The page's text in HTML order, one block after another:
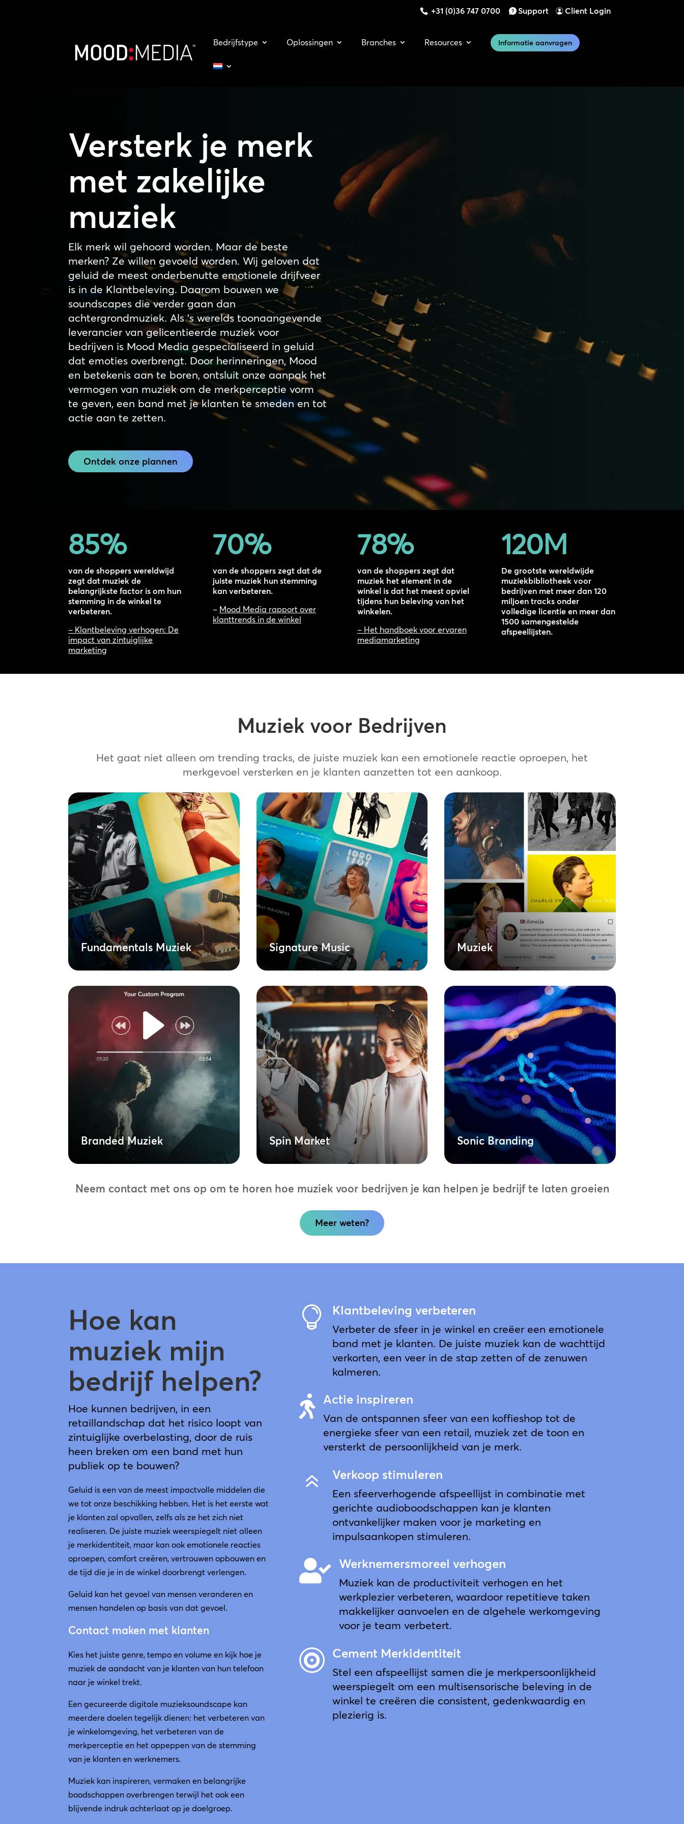
+31 (0)36 747 0700 Support Client Login
Bedrijfstype Oplossingen Branches Resources Informatie aanvragen
Versterk je merk
met zakelijke
muziek
Elk merk wil gehoord worden. Maar de beste
merken? Ze willen gevoeld worden. Wij geloven dat
geluid de meest onderbenutte emotionele drijfveer
is in de Klantbeleving. Daarom bouwen we
soundscapes die verder gaan dan
achtergrondmuziek. Als ’s werelds toonaangevende
leverancier van gelicentieerde muziek voor
bedrijven is Mood Media gespecialiseerd in geluid
dat emoties overbrengt. Door herinneringen, Mood
en betekenis aan te boren, ontsluit onze aanpak het
vermogen van muziek om de merkperceptie vorm
te geven, een band met je klanten te smeden en tot
actie aan te zetten.
Ontdek onze plannen
85%
van de shoppers wereldwijd
zegt dat muziek de
belangrijkste factor is om hun
stemming in de winkel te
verbeteren.
– Klantbeleving verhogen: De
impact van zintuiglijke
marketing
70%
van de shoppers zegt dat de
juiste muziek hun stemming
kan verbeteren.
– Mood Media rapport over
klanttrends in de winkel
78%
van de shoppers zegt dat
muziek het element in de
winkel is dat het meest opviel
tijdens hun beleving van het
winkelen.
– Het handboek voor ervaren
mediamarketing
120M
De grootste wereldwijde
muziekbibliotheek voor
bedrijven met meer dan 120
miljoen tracks onder
volledige licentie en meer dan
1500 samengestelde
afspeellijsten.
Muziek voor Bedrijven
Het gaat niet alleen om trending tracks, de juiste muziek kan een emotionele reactie oproepen, het
merkgevoel versterken en je klanten aanzetten tot een aankoop.
Fundamentals Muziek
Fundamentals Muziek
Maak afspeellijsten van hoge kwaliteit
voor je hele portfolio of voor een
specifieke locatie met onze volledig
gelicentieerde muziekbibliotheken.
Een eenvoudige manier om in muziek
te investeren zonder dat je je hoeft
bezig te houden met de juridische
aspecten van licenties of een budget
hoeft vrij te maken voor extra incasso-
en uitvoeringskosten.
Meer informatie
Signature Music
Signature Music
Stel dynamische afspeellijsten samen
met onze eersteklas
streamingoplossing. Met zijn
uitgebreide bibliotheek van
gelicentieerde muziek stelt Signature
Music je in staat om een consistente,
merkonafhankelijke soundscape op te
bouwen voor al je locaties. Een snelle,
gemakkelijke en schaalbare manier
om de kracht van muziek in je bedrijf
in te zetten.
Meer informatie Muziek
Muziek
Verbeter je afspeellijsten met op je
merk afgestemde
audioboodschappen, geschreven en
ingesproken door AI om je klanten te
boeien en promoties onder de
aandacht te brengen. Dankzij de
kracht van AI kun je je audio
dynamisch updaten zonder dat je
hoeft te investeren in acteurs of
studiotijd hoeft te reserveren.
Meer informatie
Branded Muziek
Branded Muziek
Werk samen met ons wereldwijde
netwerk van muzieksupervisors om een
afspeellijst op maat te maken met
gelicenseerde originele muziek die je
verhaal perfect weergeeft via geluid.
Een naadloze mix van strategie en
emotie, op maat gemaakt om je
doelgroep aan te spreken.
Meer informatie
Spin Market
Stel een eersteklas afspeellijst samen
met onze boutique muziekservice.
Deze handgemaakte service is
ontworpen voor winkels, restaurants,
hotels en andere horecagelegenheden
en biedt een diepgaande
merkbeleving terwijl hij naadloos
integreert met je bestaande AV-
systemen.
Meer informatie
Sonic Branding
Sonic Branding
Bepaal de sound van je merk. Ontdek
hoe sonic branding een consistente
identiteit kan creëren, van een echt
uniek sonic logo tot een aangepaste
cross-channel muziekstrategie.
Meer informatie
Neem contact met ons op om te horen hoe muziek voor bedrijven je kan helpen je bedrijf te laten groeien
Meer weten?
Hoe kan
muziek mijn
bedrijf helpen?
Hoe kunnen bedrijven, in een
retaillandschap dat het risico loopt van
zintuiglijke overbelasting, door de ruis
heen breken om een band met hun
publiek op te bouwen?
Geluid is een van de meest impactvolle middelen die
we tot onze beschikking hebben. Het is het eerste wat
je klanten zal opvallen, zelfs als ze het zich niet
realiseren. De juiste muziek weerspiegelt niet alleen
je merkidentiteit, maar kan ook emotionele reacties
oproepen, comfort creëren, vertrouwen opbouwen en
de tijd die je in de winkel doorbrengt verlengen.
Geluid kan het gevoel van mensen veranderen en
mensen handelen op basis van dat gevoel.
Contact maken met klanten
Kies het juiste genre, tempo en volume en kijk hoe je
muziek de aandacht van je klanten van hun telefoon
naar je winkel trekt.
Een gecureerde digitale muzieksoundscape kan
meerdere doelen tegelijk dienen: het verbeteren van
je winkelomgeving, het verbeteren van de
merkperceptie en het oppeppen van de stemming
van je klanten en werknemers.
Muziek kan inspireren, vermaken en belangrijke
boodschappen overbrengen terwijl het ook een
blijvende indruk achterlaat op je doelgroep.
 Klantbeleving verbeteren
Verbeter de sfeer in je winkel en creëer een emotionele
band met je klanten. De juiste muziek kan de wachttijd
verkorten, een veer in de stap zetten of de zenuwen
kalmeren.
 Actie inspireren
Van de ontspannen sfeer van een koffieshop tot de
energieke sfeer van een retail, muziek zet de toon en
versterkt de persoonlijkheid van je merk.
6 Verkoop stimuleren
Een sfeerverhogende afspeellijst in combinatie met
gerichte audioboodschappen kan je klanten
ontvankelijker maken voor je marketing en
impulsaankopen stimuleren.
 Werknemersmoreel verhogen
Muziek kan de productiviteit verhogen en het
werkplezier verbeteren, waardoor repetitieve taken
makkelijker aanvoelen en de algehele werkomgeving
voor je team verbetert.
 Cement Merkidentiteit
Stel een afspeellijst samen die je merkpersoonlijkheid
weerspiegelt om een multisensorische beleving in de
winkel te creëren die consistent, gedenkwaardig en
plezierig is.